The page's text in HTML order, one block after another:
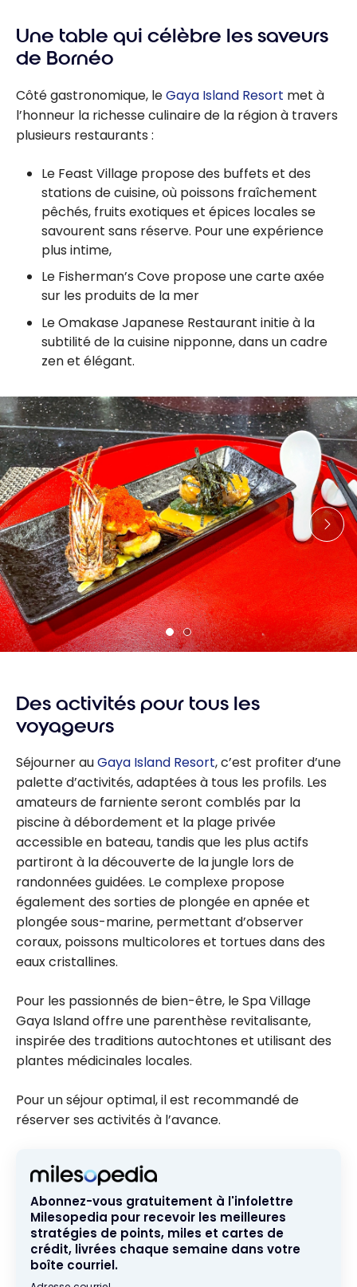
Une table qui célèbre les saveurs
de Bornéo
Côté gastronomique, leGaya Island Resort met à
l’honneur la richesse culinaire de la région à travers
plusieurs restaurants :
Le Feast Village propose des buffets et des
stations de cuisine, où poissons fraîchement
pêchés, fruits exotiques et épices locales se
savourent sans réserve. Pour une expérience
plus intime,
Le Fisherman’s Cove propose une carte axée
sur les produits de la mer
Le Omakase Japanese Restaurant initie à la
subtilité de la cuisine nipponne, dans un cadre
zen et élégant.
Des activités pour tous les
voyageurs
Séjourner auGaya Island Resort, c’est profiter d’une
palette d’activités, adaptées à tous les profils. Les
amateurs de farniente seront comblés par la
piscine à débordement et la plage privée
accessible en bateau, tandis que les plus actifs
partiront à la découverte de la jungle lors de
randonnées guidées. Le complexe propose
également des sorties de plongée en apnée et
plongée sous-marine, permettant d’observer
coraux, poissons multicolores et tortues dans des
eaux cristallines.
Pour les passionnés de bien-être, le Spa Village
Gaya Island offre une parenthèse revitalisante,
inspirée des traditions autochtones et utilisant des
plantes médicinales locales.
Pour un séjour optimal, il est recommandé de
réserver ses activités à l’avance.
Abonnez-vous gratuitement à l'infolettre
Milesopedia pour recevoir les meilleures
stratégies de points, miles et cartes de
crédit, livrées chaque semaine dans votre
boîte courriel.